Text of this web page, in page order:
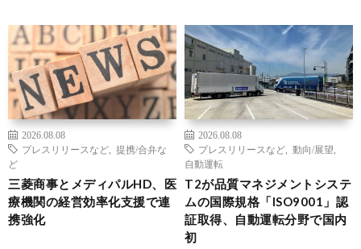
2026.08.08
プレスリリースなど
提携/合弁な
ど
三菱商事とメディパルHD、医
療機関の経営効率化支援で連
携強化
2026.08.08
プレスリリースなど
動向/展望
自動運転
T2が品質マネジメントシステ
ムの国際規格「ISO9001」認
証取得、自動運転分野で国内
初